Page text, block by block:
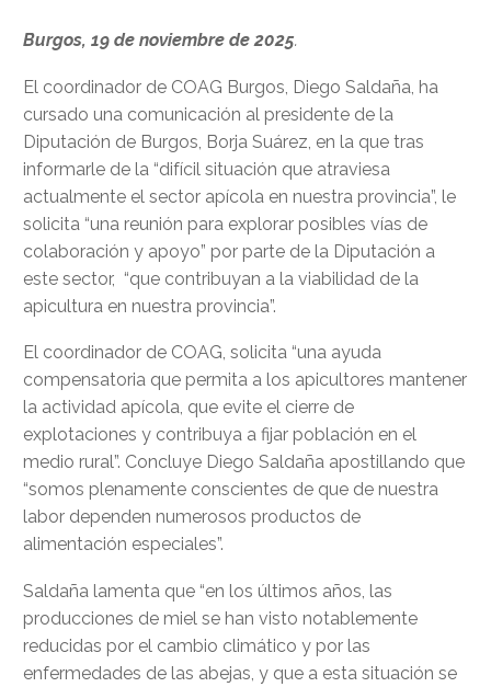
Burgos, 19 de noviembre de 2025.
El coordinador de COAG Burgos, Diego Saldaña, ha
cursado una comunicación al presidente de la
Diputación de Burgos, Borja Suárez, en la que tras
informarle de la “difícil situación que atraviesa
actualmente el sector apícola en nuestra provincia”, le
solicita “una reunión para explorar posibles vías de
colaboración y apoyo” por parte de la Diputación a
este sector, “que contribuyan a la viabilidad de la
apicultura en nuestra provincia”.
El coordinador de COAG, solicita “una ayuda
compensatoria que permita a los apicultores mantener
la actividad apícola, que evite el cierre de
explotaciones y contribuya a fijar población en el
medio rural”. Concluye Diego Saldaña apostillando que
“somos plenamente conscientes de que de nuestra
labor dependen numerosos productos de
alimentación especiales”.
Saldaña lamenta que “en los últimos años, las
producciones de miel se han visto notablemente
reducidas por el cambio climático y por las
enfermedades de las abejas, y que a esta situación se